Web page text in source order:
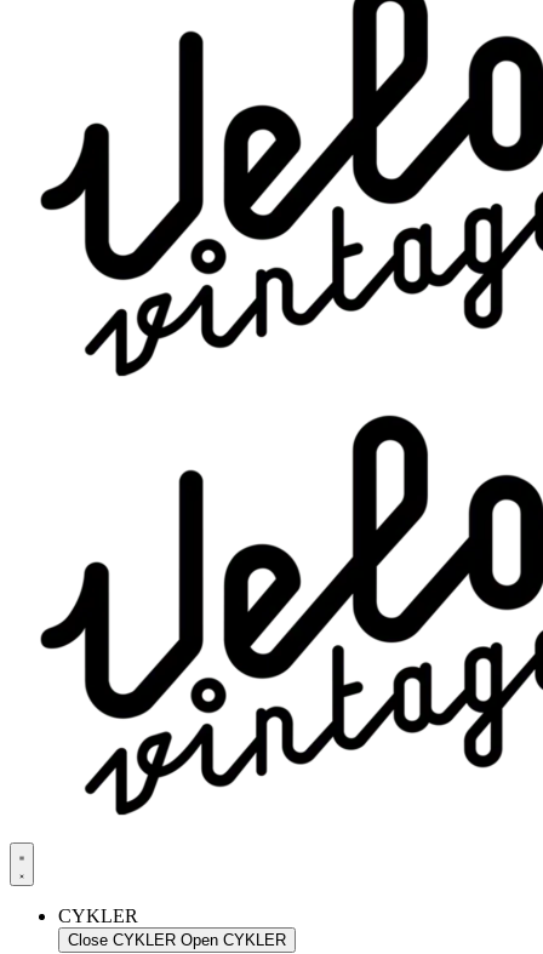
CYKLER
Close CYKLER Open CYKLER